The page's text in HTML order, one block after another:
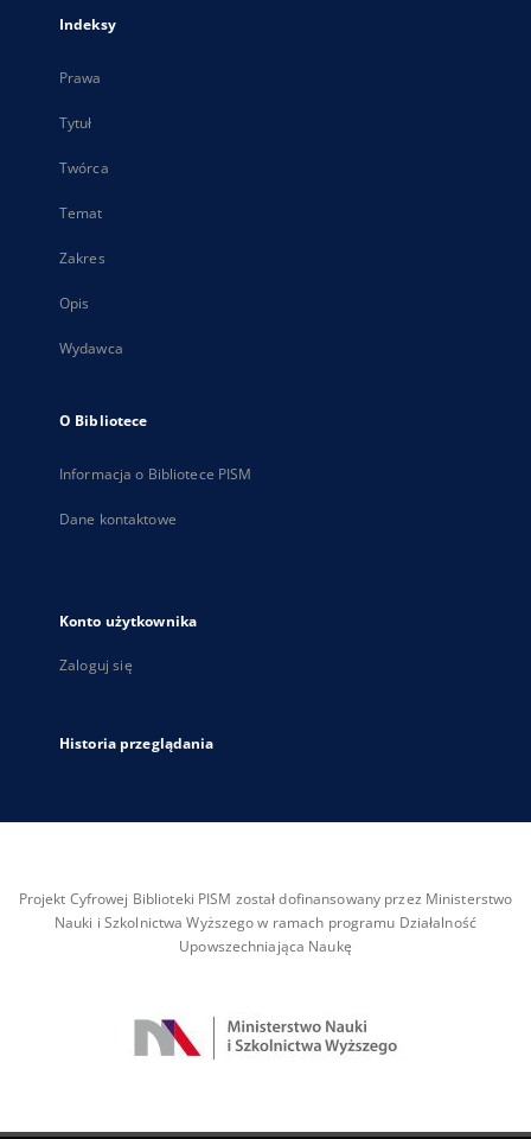
Indeksy
Prawa
Tytuł
Twórca
Temat
Zakres
Opis
Wydawca
O Bibliotece
Informacja o Bibliotece PISM
Dane kontaktowe
Konto użytkownika
Zaloguj się
Historia przeglądania
Projekt Cyfrowej Biblioteki PISM został dofinansowany przez Ministerstwo
Nauki i Szkolnictwa Wyższego w ramach programu Działalność
Upowszechniająca Naukę